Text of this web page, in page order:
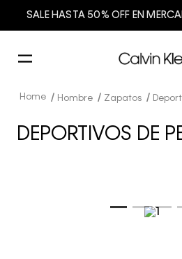
SALE HASTA 50% OFF EN
Hombre Zapatos
DEPORTIVOS DE